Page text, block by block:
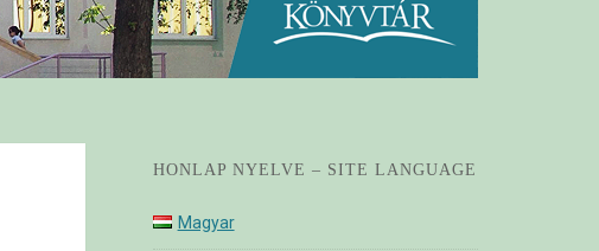
HONLAP NYELVE – SITE LANGUAGE
Magyar